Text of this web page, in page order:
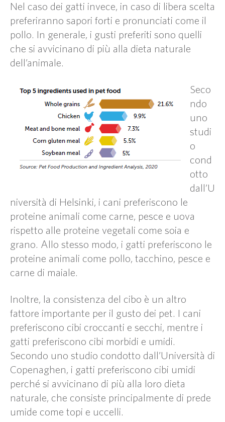
Nel caso dei gatti invece, in caso di libera scelta
preferiranno sapori forti e pronunciati come il
pollo. In generale, i gusti preferiti sono quelli
che si avvicinano di più alla dieta naturale
dell’animale.
Seco
ndo
uno
studi
o
cond
otto
dall’U
niversità di Helsinki, i cani preferiscono le
proteine animali come carne, pesce e uova
rispetto alle proteine vegetali come soia e
grano. Allo stesso modo, i gatti preferiscono le
proteine animali come pollo, tacchino, pesce e
carne di maiale.
Inoltre, la consistenza del cibo è un altro
fattore importante per il gusto dei pet. I cani
preferiscono cibi croccanti e secchi, mentre i
gatti preferiscono cibi morbidi e umidi.
Secondo uno studio condotto dall’Università di
Copenaghen, i gatti preferiscono cibi umidi
perché si avvicinano di più alla loro dieta
naturale, che consiste principalmente di prede
umide come topi e uccelli.